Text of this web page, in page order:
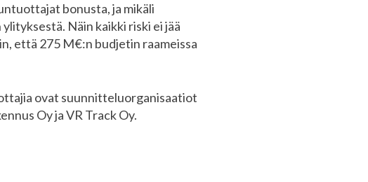
bonusta, ja mikäli
Näin kaikki riski ei jää
että 275 M€:n budjetin raameissa
ovat suunnitteluorganisaatiot
Oy ja VR Track Oy.